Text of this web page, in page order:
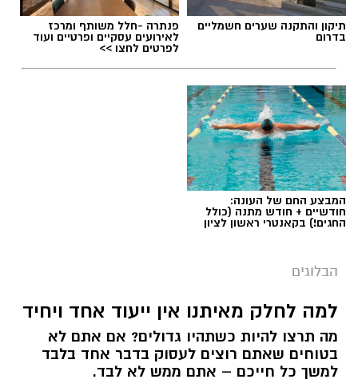
תיקון והתקנה שערים חשמליים
בדרום
פנתרה -חלל משותף ומרכז
לאירועים עסקיים ופרטיים ועוד
לפרטים לחצו >>
המבצע החם של העונה:
חודשיים + חודש מתנה (כולל
החגים!) בקאנטרי ראשון לציון
הבלוגים
למה לחלק מאיתנו אין ייעוד אחד ויחיד
מה תרצו להיות כשתהיו גדולים? אם אתם לא
בטוחים שאתם רוצים לעסוק בדבר אחד בלבד
למשך כל חייכם – אתם ממש לא לבד.